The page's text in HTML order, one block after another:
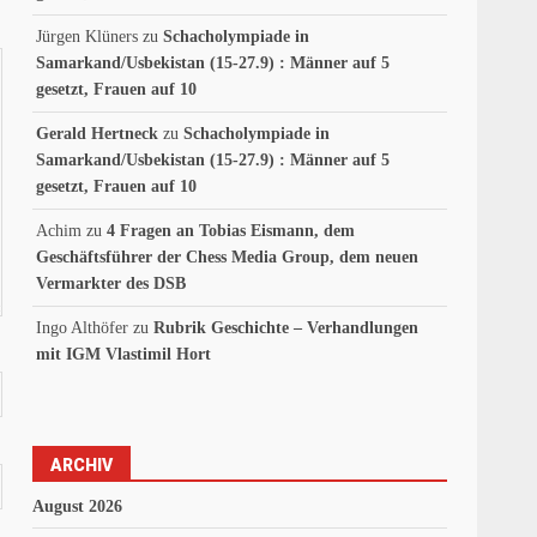
Jürgen Klüners zuSchacholympiade in
Samarkand/Usbekistan (15-27.9) : Männer auf 5
gesetzt, Frauen auf 10
Gerald Hertneck zuSchacholympiade in
Samarkand/Usbekistan (15-27.9) : Männer auf 5
gesetzt, Frauen auf 10
Achim zu4 Fragen an Tobias Eismann, dem
Geschäftsführer der Chess Media Group, dem neuen
Vermarkter des DSB
Ingo Althöfer zuRubrik Geschichte – Verhandlungen
mit IGM Vlastimil Hort
ARCHIV
August 2026